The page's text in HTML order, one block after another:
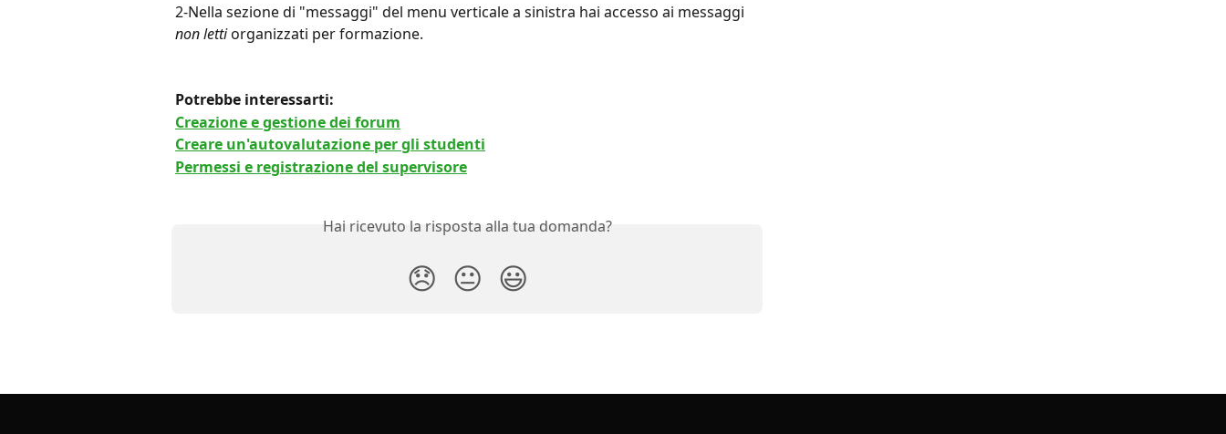
2-Nella sezione di "messaggi" del menu verticale a sinistra hai accesso ai messaggi
non letti organizzati per formazione.
Potrebbe interessarti:
Creazione e gestione dei forum
Creare un'autovalutazione per gli studenti
Permessi e registrazione del supervisore
Hai ricevuto la risposta alla tua domanda?
😞 😐 😃